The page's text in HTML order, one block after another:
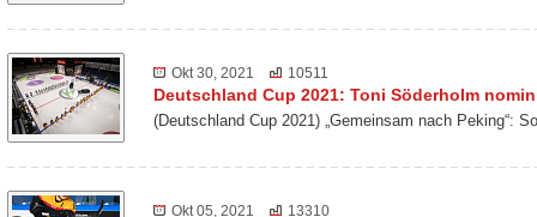
Okt 30, 2021 10511
Deutschland Cup 2021: Toni Söderholm
(Deutschland Cup 2021) „Gemeinsam nach Peking“:
Okt 05, 2021 13310